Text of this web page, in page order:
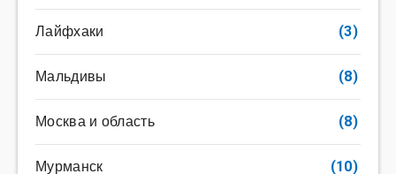
Лайфхаки (3)
Мальдивы (8)
Москва и область (8)
Мурманск (10)